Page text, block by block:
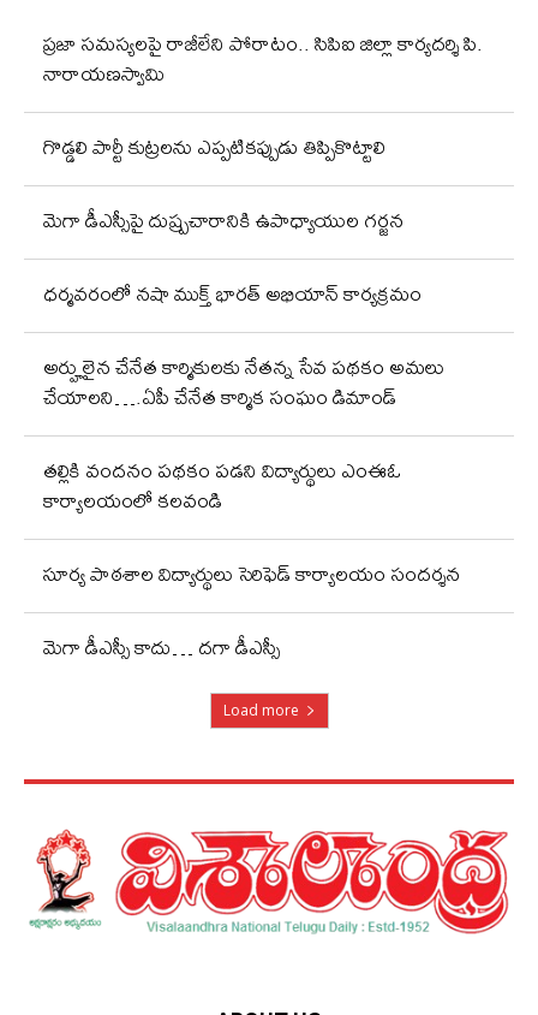
ప్రజా సమస్యలపై రాజీలేని పోరాటం.. సిపిఐ జిల్లా కార్యదర్శి పి.
నారాయణస్వామి
గొడ్డలి పార్టీ కుట్రలను ఎప్పటికప్పుడు తిప్పికొట్టాలి
మెగా డీఎస్సీపై దుష్ప్రచారానికి ఉపాధ్యాయుల గర్జన
ధర్మవరంలో నషా ముక్త్ భారత్ అభియాన్ కార్యక్రమం
అర్హులైన చేనేత కార్మికులకు నేతన్న సేవ పథకం అమలు
చేయాలని….ఏపీ చేనేత కార్మిక సంఘం డిమాండ్
తల్లికి వందనం పథకం పడని విద్యార్థులు ఎంఈఓ
కార్యాలయంలో కలవండి
సూర్య పాఠశాల విద్యార్థులు సెరిఫెడ్ కార్యాలయం సందర్శన
మెగా డీఎస్సీ కాదు… దగా డీఎస్సీ
Load more